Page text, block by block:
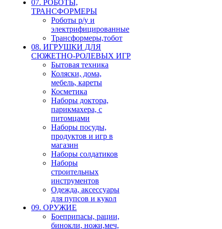
07. РОБОТЫ,
ТРАНСФОРМЕРЫ
Роботы р/у и
электрифицированные
Трансформеры,тобот
08. ИГРУШКИ ДЛЯ
СЮЖЕТНО-РОЛЕВЫХ ИГР
Бытовая техника
Коляски, дома,
мебель, кареты
Косметика
Наборы доктора,
парикмахера, с
питомцами
Наборы посуды,
продуктов и игр в
магазин
Наборы солдатиков
Наборы
строительных
инструментов
Одежда, аксессуары
для пупсов и кукол
09. ОРУЖИЕ
Боеприпасы, рации,
бинокли, ножи,меч,